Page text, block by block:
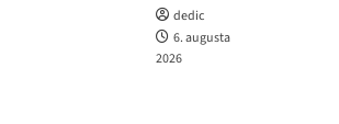
dedic
6. augusta
2026